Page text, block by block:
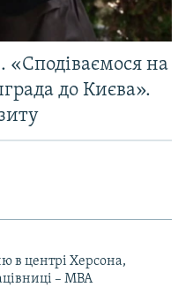
«Сподіваємося на
до Києва».
в центрі Херсона,
– МВА